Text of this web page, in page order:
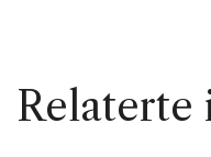
Relaterte